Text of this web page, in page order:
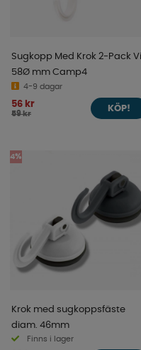
Sugkopp Med Krok 2-Pack
58Ø mm Camp4
4-9 dagar
56 kr
59 kr
KÖP!
4%
Krok med sugkoppsfäste
diam. 46mm
Finns i lager